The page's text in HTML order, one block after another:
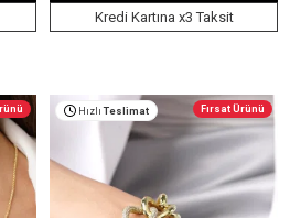
Kredi Kartına x3 Taksit
Hızlı Teslimat Fırsat Ürünü